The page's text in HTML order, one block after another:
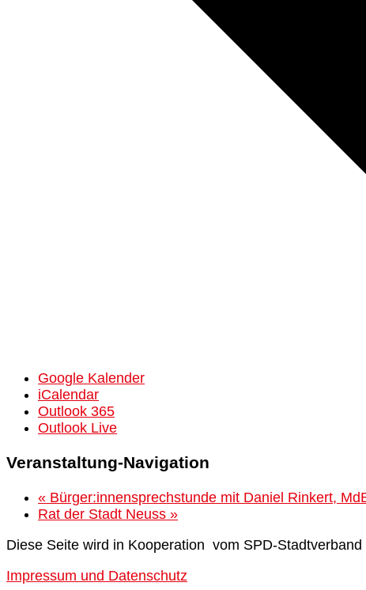
Google Kalender
iCalendar
Outlook 365
Outlook Live
Veranstaltung-Navigation
« Bürger:innensprechstunde mit Daniel Rinkert,
Rat der Stadt Neuss »
Diese Seite wird in Kooperation vom SPD-
Impressum und Datenschutz